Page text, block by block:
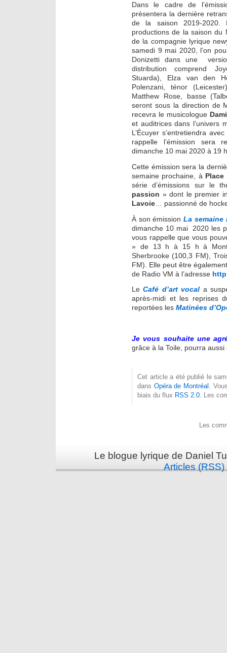
Dans le cadre de
présentera la dernière
de la saison 2019-2020.
productions de la saison du
de la compagnie lyrique
samedi 9 mai 2020, l’on
Donizetti dans une
distribution comprend
Stuarda), Elza van den
Polenzani, ténor
Matthew Rose, basse
seront sous la direction de
recevra le musicologue
et auditrices dans l’univers
L’Écuyer s’entretiendra
rappelle l’émission sera
dimanche 10 mai 2020 à 19
Cette émission sera la
semaine prochaine, à
série d’émissions sur le
passion » dont le premier
Lavoie … passionné de
À son émissionLa semaine
dimanche 10 mai 2020 les
vous rappelle que vous
» de 13 h à 15 h à
Sherbrooke (100,3 FM),
FM). Elle peut être
de Radio VM à l’adresse
LeCafé d’art vocal a
après-midi et les reprises
reportées les Matinées
Je vous souhaite une
grâce à la Toile, pourra
Cet article a été publié le
dans Opéra de Montréal .
biais du flux RSS 2.0. Les
Les
Le blogue lyrique de Daniel
Articles (RSS)